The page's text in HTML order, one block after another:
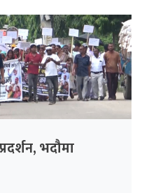
भदौमा